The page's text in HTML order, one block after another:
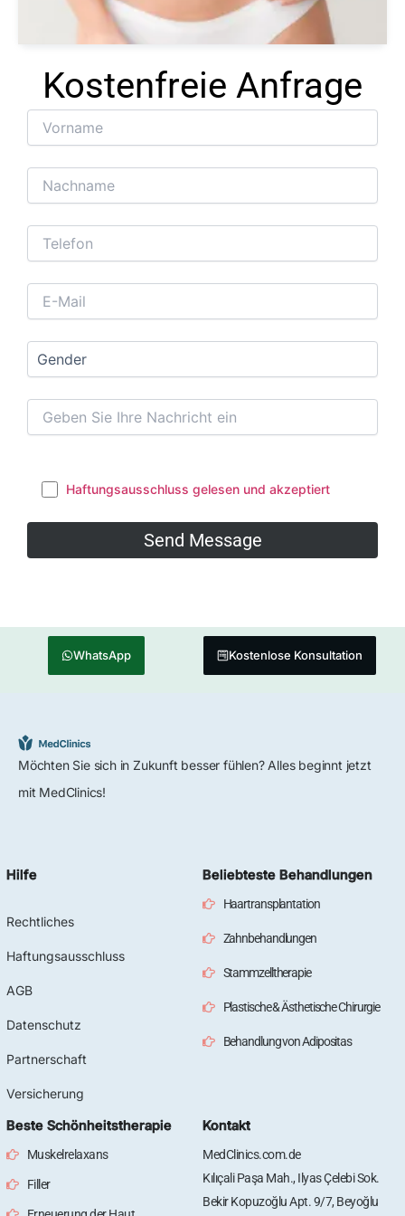
Kostenfreie Anfrage
Haftungsausschluss gelesen und akzeptiert
WhatsApp Kostenlose Konsultation
Möchten Sie sich in Zukunft besser fühlen? Alles beginnt jetzt
mit MedClinics!
Hilfe
Rechtliches
Haftungsausschluss
AGB
Datenschutz
Partnerschaft
Versicherung
Beliebteste Behandlungen
Haartransplantation
Zahnbehandlungen
Stammzelltherapie
Plastische & Ästhetische Chirurgie
Behandlung von Adipositas
Beste Schönheitstherapie
Muskelrelaxans
Filler
Kontakt
MedClinics.com.de
Kılıçali Paşa Mah., Ilyas Çelebi Sok.
Bekir Kopuzoğlu Apt. 9/7, Beyoğlu